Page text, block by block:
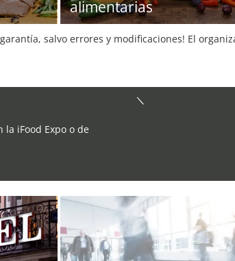
alimentarias
salvo errores y modificaciones! El
iFood Expo o de